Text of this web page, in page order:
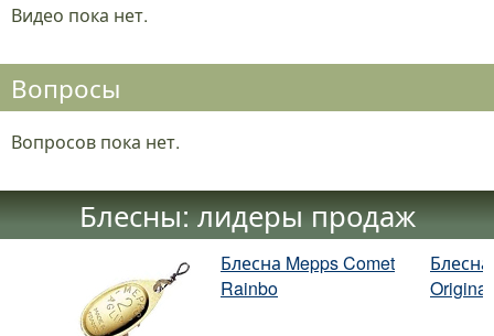
Видео пока нет.
Вопросы
Вопросов пока нет.
Блесны: лидеры продаж
Блесна Mepps Comet
Rainbo
Original